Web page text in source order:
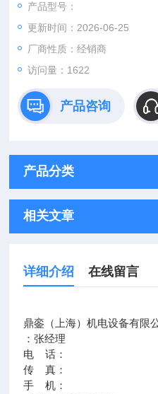
手 机：
号码：3248370990
邮 箱：@
优势供应欧洲进口工控产品
产品型号：
更新时间：2026-06-25
厂商性质：经销商
访问量：1622
产品咨询
产品分类
相关文章
详细介绍 在线留言
鼎銮（上海）机电设备有限
：张经理
电 话：
传 真：
手 机：